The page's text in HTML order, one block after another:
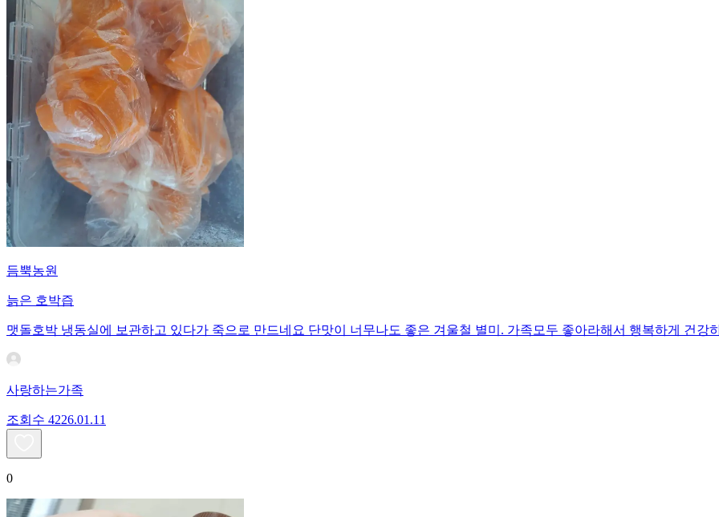
듬뿍농원
늙은 호박즙
맷돌호박 냉동실에 보관하고 있다가 죽으로 만드네요 단맛이 너무나도 좋은 겨울철 별미. 가족모두 좋아라해서 행복하게 건강
사랑하는가족
조회수 4226.01.11
0